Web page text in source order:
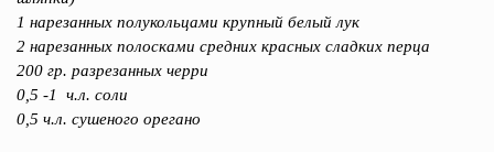
1 нарезанных полукольцами крупный белый лук
2 нарезанных полосками средних красных сладких перца
200 гр. разрезанных черри
0,5 -1 ч.л. соли
0,5 ч.л. сушеного орегано